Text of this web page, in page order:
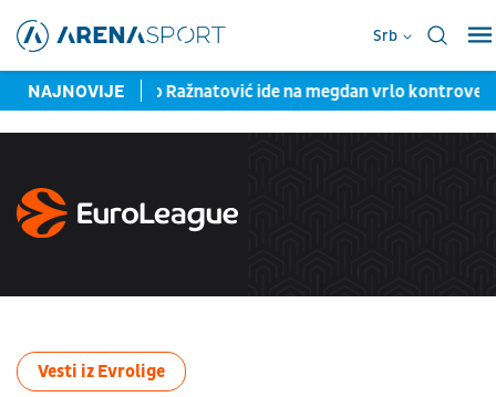
Srb
NAJNOVIJE
Veljko Ražnatović ide na megdan vrlo kontroverznom
Vesti iz Evrolige